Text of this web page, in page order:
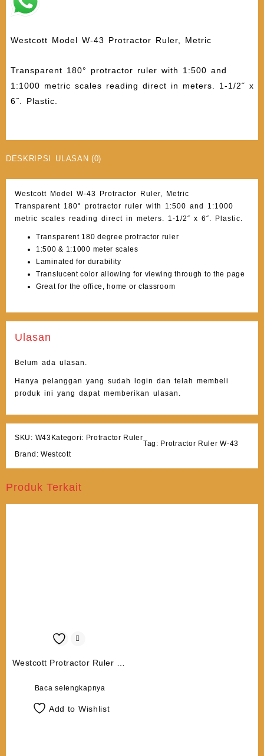
Westcott Model W-43 Protractor Ruler, Metric
Transparent 180° protractor ruler with 1:500 and
1:1000 metric scales reading direct in meters. 1-1/2˝ x
6˝. Plastic.
DESKRIPSI ULASAN (0)
Westcott Model W-43 Protractor Ruler, Metric
Transparent 180° protractor ruler with 1:500 and 1:1000
metric scales reading direct in meters. 1-1/2˝ x 6˝. Plastic.
Transparent 180 degree protractor ruler
1:500 & 1:1000 meter scales
Laminated for durability
Translucent color allowing for viewing through to the page
Great for the office, home or classroom
Ulasan
Belum ada ulasan.
Hanya pelanggan yang sudah login dan telah membeli
produk ini yang dapat memberikan ulasan.
SKU: W43Kategori: Protractor Ruler
Tag: Protractor Ruler W-43
Brand: Westcott
Produk Terkait
Westcott Protractor Ruler W-
Baca selengkapnya
Add to Wishlist